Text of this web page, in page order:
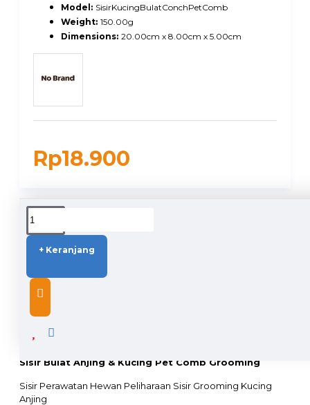
Rp18.900
Model: SisirKucingBulatConchPetComb
Weight: 150.00g
Dimensions: 20.00cm x 8.00cm x 5.00cm
+ Keranjang
DUKUNGAN PENGIRIMAN
DESCRIPTION
Sisir Bulat Anjing & Kucing Pet Comb Grooming
Sisir Perawatan Hewan Peliharaan Sisir Grooming Kucing
Anjing